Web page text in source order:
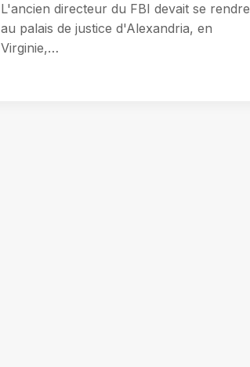
L'ancien directeur du FBI devait se rendre
au palais de justice d'Alexandria, en
Virginie,…